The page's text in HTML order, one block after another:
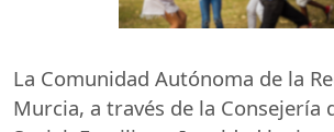
La Comunidad Autónoma de la
Murcia, a través de la Consejería